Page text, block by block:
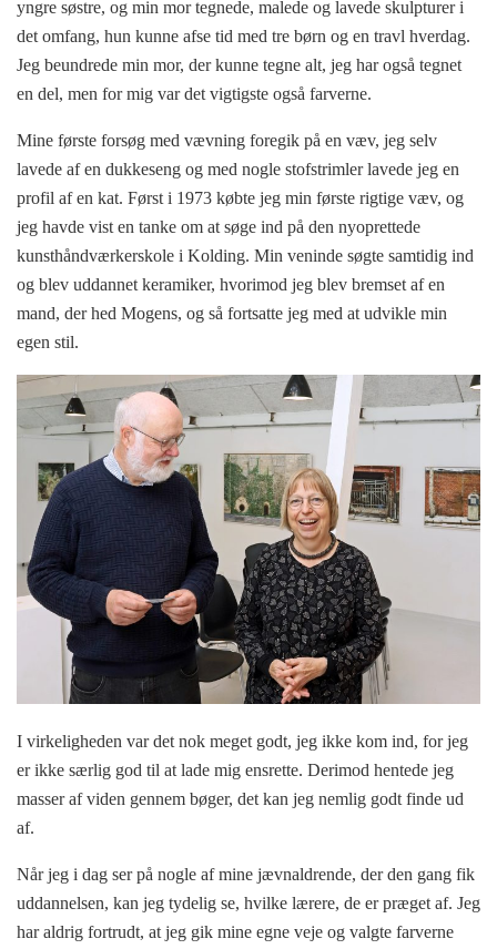
yngre søstre, og min mor tegnede, malede og lavede skulpturer i
det omfang, hun kunne afse tid med tre børn og en travl hverdag.
Jeg beundrede min mor, der kunne tegne alt, jeg har også tegnet
en del, men for mig var det vigtigste også farverne.
Mine første forsøg med vævning foregik på en væv, jeg selv
lavede af en dukkeseng og med nogle stofstrimler lavede jeg en
profil af en kat. Først i 1973 købte jeg min første rigtige væv, og
jeg havde vist en tanke om at søge ind på den nyoprettede
kunsthåndværkerskole i Kolding. Min veninde søgte samtidig ind
og blev uddannet keramiker, hvorimod jeg blev bremset af en
mand, der hed Mogens, og så fortsatte jeg med at udvikle min
egen stil.
I virkeligheden var det nok meget godt, jeg ikke kom ind, for jeg
er ikke særlig god til at lade mig ensrette. Derimod hentede jeg
masser af viden gennem bøger, det kan jeg nemlig godt finde ud
af.
Når jeg i dag ser på nogle af mine jævnaldrende, der den gang fik
uddannelsen, kan jeg tydelig se, hvilke lærere, de er præget af. Jeg
har aldrig fortrudt, at jeg gik mine egne veje og valgte farverne